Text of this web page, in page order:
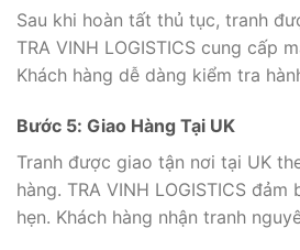
Sau khi hoàn tất thủ tục, tranh
TRA VINH LOGISTICS cung cấp
Khách hàng dễ dàng kiểm tra
Bước 5: Giao Hàng Tại UK
Tranh được giao tận nơi tại UK
hàng. TRA VINH LOGISTICS
hẹn. Khách hàng nhận tranh